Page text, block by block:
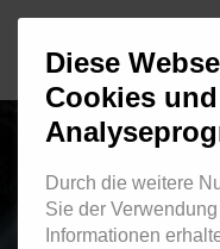
Diese
Cookies und
Durch die weitere
Sie der
Informationen